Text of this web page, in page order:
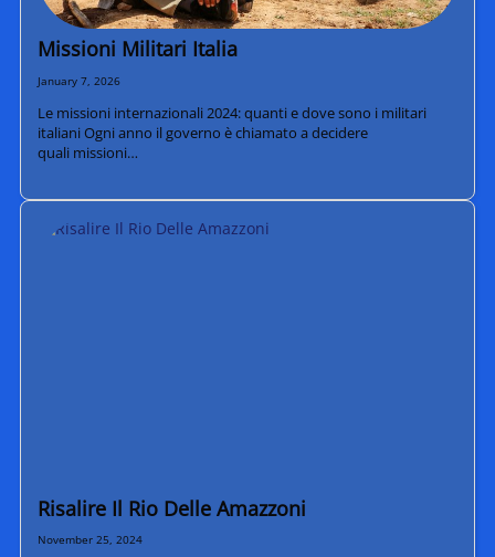
Missioni Militari Italia
January 7, 2026
Le missioni internazionali 2024: quanti e dove sono i militari
italiani Ogni anno il governo è chiamato a decidere
quali missioni…
Risalire Il Rio Delle Amazzoni
November 25, 2024